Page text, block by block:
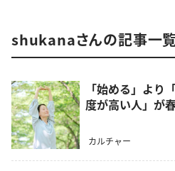
shukanaさんの記事一
「始める」より
度が高い人」が
カルチャー